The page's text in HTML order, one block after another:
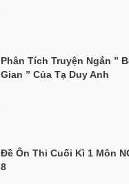
Phân Tích Truyện Ngắn ”
Gian ” Của Tạ Duy Anh
Đề Ôn Thi Cuối Kì 1 Môn
8